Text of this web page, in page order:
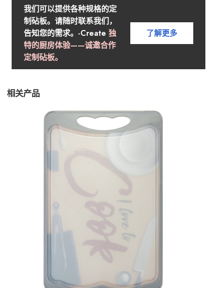
我们可以提供各种规格的定
制砧板。请随时联系我们，
告知您的需求。-Create 独
特的厨房体验——诚邀合作
定制砧板。
了解更多
相关产品